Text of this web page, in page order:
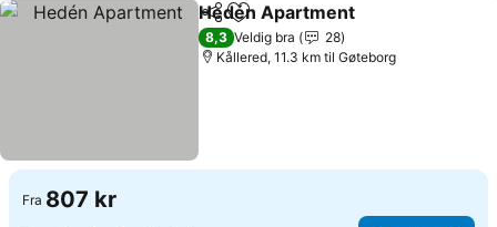
Del Legg til i favoritter
Hedén Apartment
8,3 Veldig bra
28
Kållered, 11.3 km til Gøteborg
Fra 807 kr